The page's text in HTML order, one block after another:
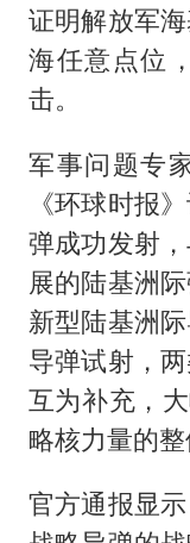
证明解放军
海任意点位
击。
军事问题专
《环球时报
弹成功发射
展的陆基洲
新型陆基洲
导弹试射，
互为补充，
略核力量的整
官方通报显